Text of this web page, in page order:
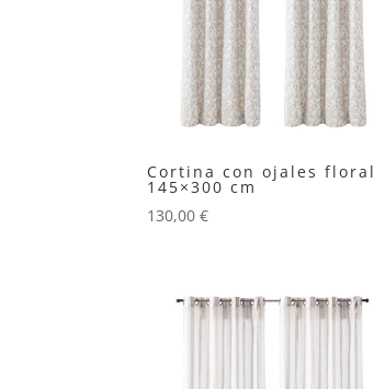
Cortina con ojales floral
145×300 cm
130,00€